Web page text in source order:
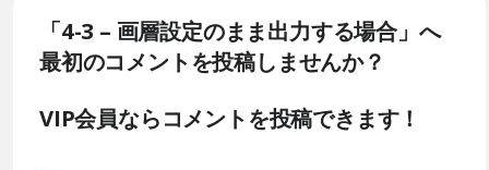
「4-3 – 画層設定のまま出力する場合」へ
最初のコメントを投稿しませんか？
VIP会員ならコメントを投稿できます！